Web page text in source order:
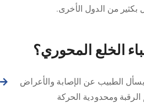
بكثير من الدول الأخرى.
الخلع المحوري؟
الطبيب عن الإصابة والأعراض
ومحدودية الحركة